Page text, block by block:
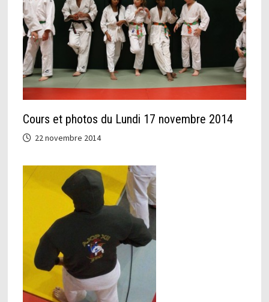
Cours et photos du Lundi 17 novembre 2014
22 novembre 2014